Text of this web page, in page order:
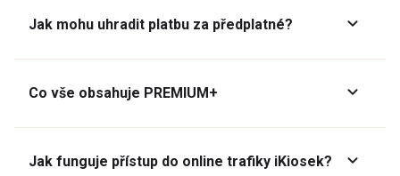
Jak mohu uhradit platbu za předplatné?
Co vše obsahuje PREMIUM+
Jak funguje přístup do online trafiky iKiosek?